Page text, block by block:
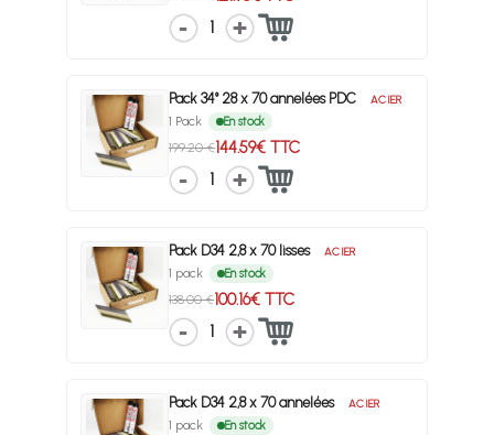
1
Pack 34° 28 x 70 annelées PDC ACIER
1 Pack En stock
199.20 €144.59€ TTC
1
Pack D34 2,8 x 70 lisses ACIER
1 pack En stock
138.00 €100.16€ TTC
1
Pack D34 2,8 x 70 annelées ACIER
1 pack En stock